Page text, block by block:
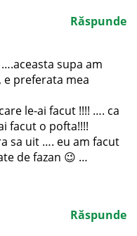
supa am
e preferata mea
le-ai facut !!!! …. ca
facut o pofta!!!!
sa uit …. eu am facut
de fazan 😉 …
Răspunde
Răspunde